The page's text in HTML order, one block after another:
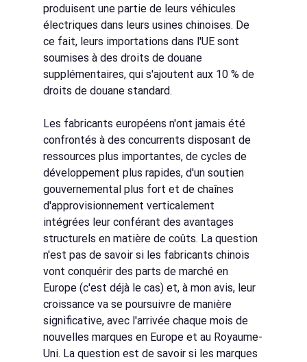
produisent une partie de leurs véhicules
électriques dans leurs usines chinoises. De
ce fait, leurs importations dans l'UE sont
soumises à des droits de douane
supplémentaires, qui s'ajoutent aux 10 % de
droits de douane standard.
Les fabricants européens n'ont jamais été
confrontés à des concurrents disposant de
ressources plus importantes, de cycles de
développement plus rapides, d'un soutien
gouvernemental plus fort et de chaînes
d'approvisionnement verticalement
intégrées leur conférant des avantages
structurels en matière de coûts. La question
n'est pas de savoir si les fabricants chinois
vont conquérir des parts de marché en
Europe (c'est déjà le cas) et, à mon avis, leur
croissance va se poursuivre de manière
significative, avec l'arrivée chaque mois de
nouvelles marques en Europe et au Royaume-
Uni. La question est de savoir si les marques